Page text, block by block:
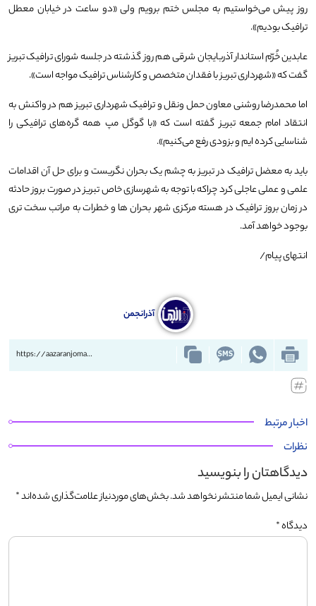
روز پیش می‌خواستیم به مجلس ختم برویم ولی «دو ساعت در خیابان معطل
ترافیک بودیم».
عابدین خُرّم استاندار آذربایجان شرقی هم روز گذشته در جلسه شورای ترافیک تبریز
گفت که «شهرداری تبریز با فقدان متخصص و کارشناس ترافیک مواجه است».
اما محمدرضا روشنی معاون حمل ونقل و ترافیک شهرداری تبریز هم در واکنش به
انتقاد امام جمعه تبریز گفته است که «با گوگل مپ همه گره‌های ترافیکی را
شناسایی کرده ایم و بزودی رفع می‌کنیم».
باید به معضل ترافیک در تبریز به چشم یک بحران نگریست و برای حل آن اقدامات
علمی و عملی عاجلی کرد چراکه با توجه به شهرسازی خاص تبریز در صورت بروز حادثه
در زمان بروز ترافیک در هسته مرکزی شهر بحران ها و خطرات به مراتب سخت تری
بوجود خواهد آمد.
انتهای پیام/
آذرانجمن
https://aazaranjoman.ir/?p=56831
اخبار مرتبط
نظرات
دیدگاهتان را بنویسید
نشانی ایمیل شما منتشر نخواهد شد.بخش‌های موردنیاز علامت‌گذاری شده‌اند*
دیدگاه*